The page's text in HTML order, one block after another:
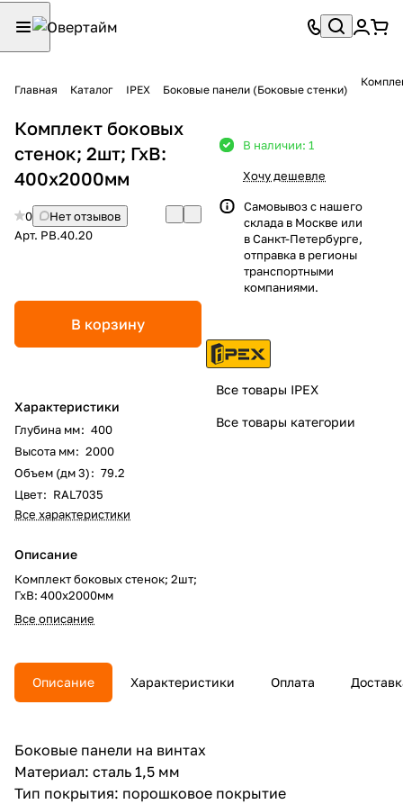
Главная Каталог IPEX Боковые панели (Боковые стенки)
Комплект боковых
стенок; 2шт; ГхВ:
400х2000мм
0
Нет отзывов
Арт. PB.40.20
В корзину
Характеристики
Глубина мм: 400
Высота мм: 2000
Объем (дм 3): 79.2
Цвет: RAL7035
Все характеристики
Описание
Комплект боковых стенок; 2шт;
ГхВ: 400х2000мм
Все описание
В наличии: 1
Хочу дешевле
Самовывоз с нашего
склада в Москве или
в Санкт-Петербурге,
отправка в регионы
транспортными
компаниями.
Все товары IPEX
Все товары категории
Описание Характеристики Оплата
Боковые панели на винтах
Материал: сталь 1,5 мм
Тип покрытия: порошковое покрытие